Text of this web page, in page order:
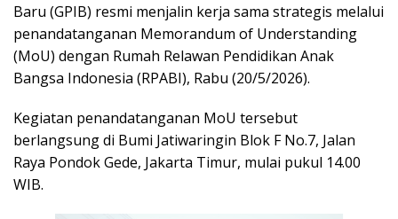
Baru (GPIB) resmi menjalin kerja sama strategis melalui
penandatanganan Memorandum of Understanding
(MoU) dengan Rumah Relawan Pendidikan Anak
Bangsa Indonesia (RPABI), Rabu (20/5/2026).
Kegiatan penandatanganan MoU tersebut
berlangsung di Bumi Jatiwaringin Blok F No.7, Jalan
Raya Pondok Gede, Jakarta Timur, mulai pukul 14.00
WIB.